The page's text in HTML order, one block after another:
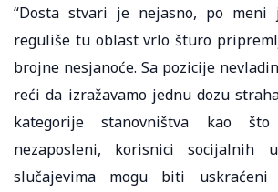
“Dosta stvari je nejasno, po
reguliše tu oblast vrlo šturo
brojne nesjanoće. Sa pozicije
reći da izražavamo jednu dozu
kategorije stanovništva kao
nezaposleni, korisnici socijalnih
slučajevima mogu biti uskraćeni